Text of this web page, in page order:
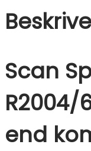
Scan
R2004/
end